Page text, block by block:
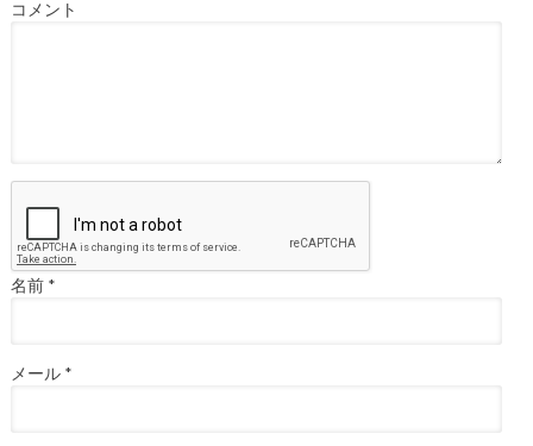
コメント
名前 *
メール *